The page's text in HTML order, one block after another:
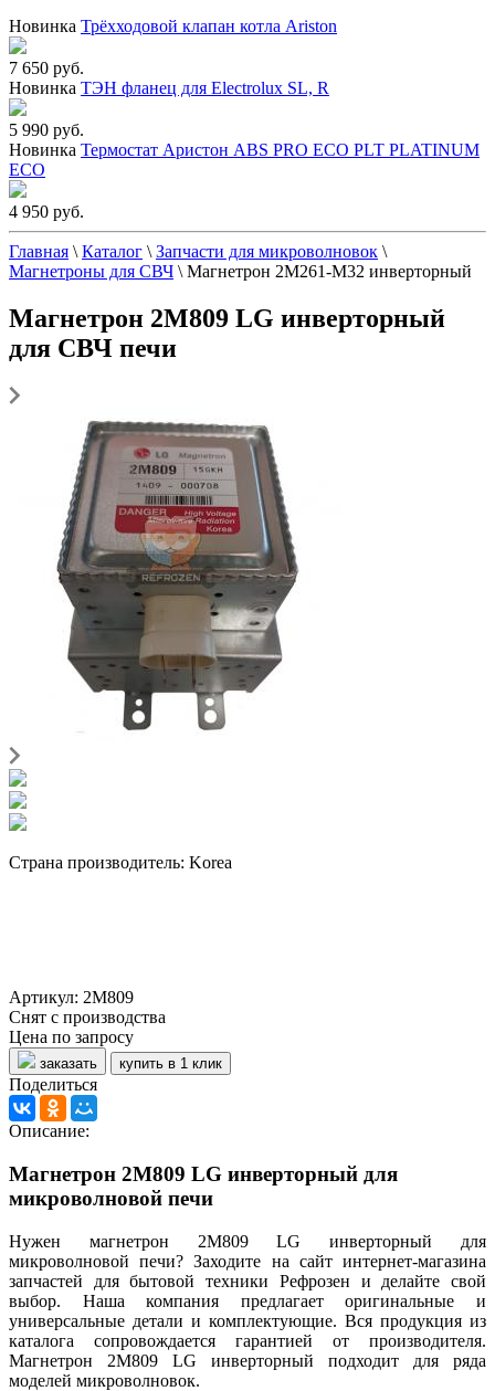
Новинка Трёхходовой клапан котла Ariston
7 650 руб.
Новинка ТЭН фланец для Electrolux SL, R
5 990 руб.
Новинка Термостат Аристон ABS PRO ECO PLT PLATINUM
ECO
4 950 руб.
Главная \ Каталог \ Запчасти для микроволновок \
Магнетроны для СВЧ \ Магнетрон 2M261-M32 инверторный
Магнетрон 2M809 LG инверторный
для СВЧ печи
Страна производитель: Korea
Артикул: 2M809
Снят с производства
Цена по запросу
заказать купить в 1 клик
Поделиться
Описание:
Магнетрон 2M809 LG инверторный для
микроволновой печи
Нужен магнетрон 2M809 LG инверторный для
микроволновой печи? Заходите на сайт интернет-магазина
запчастей для бытовой техники Рефрозен и делайте свой
выбор. Наша компания предлагает оригинальные и
универсальные детали и комплектующие. Вся продукция из
каталога сопровождается гарантией от производителя.
Магнетрон 2M809 LG инверторный подходит для ряда
моделей микроволновок.